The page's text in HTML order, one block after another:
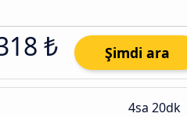
₺ Şimdi ara
4sa 20dk